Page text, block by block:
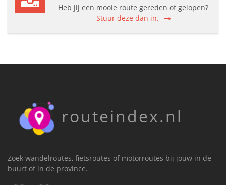
Heb jij een mooie route gereden of gelopen?
Stuur deze dan in.
routeindex.nl
Zoek wandelroutes, fietsroutes of motorroutes bij jouw in de
buurt of in de province.